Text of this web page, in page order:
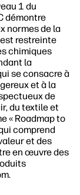
1 du
démontre
normes de la
restreinte
chimiques
la
se consacre à
et à la
de
du textile et
« Roadmap to
comprend
et des
en œuvre des